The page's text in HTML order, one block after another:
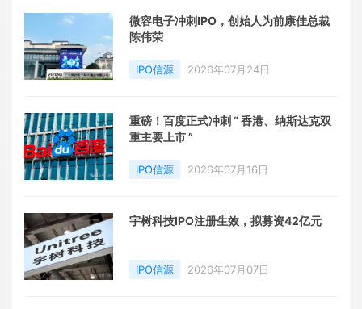
微容电子冲刺IPO，创始人为前康佳总裁
陈伟荣
IPO信源 2026年07月24日
重磅！百度正式冲刺 “ 香港、纳斯达克双
重主要上市 ”
IPO信源 2026年07月16日
宇树科技IPO注册生效，拟募资42亿元
IPO信源 2026年07月07日